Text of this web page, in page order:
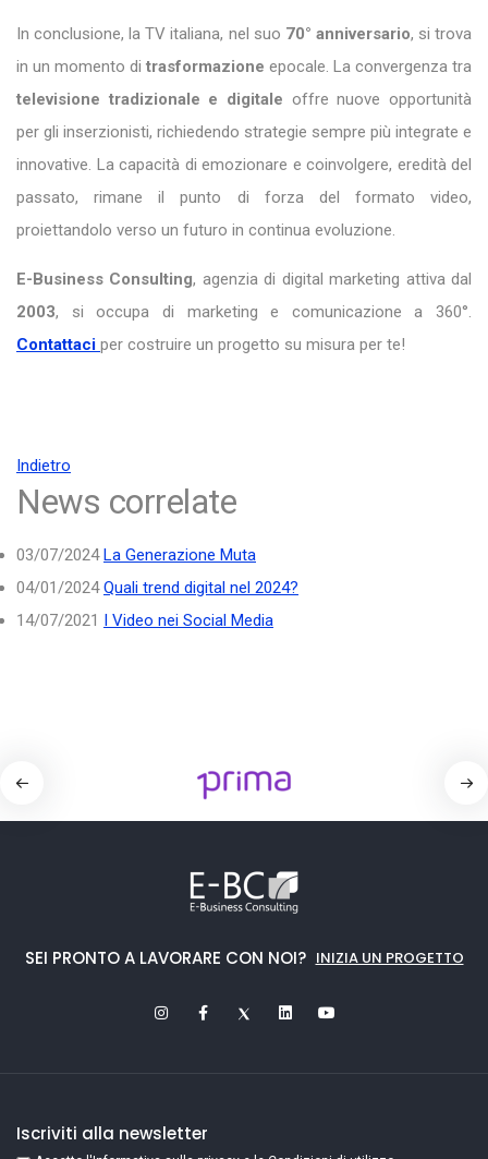
In conclusione, la TV italiana, nel suo 70° anniversario, si trova
in un momento di trasformazione epocale. La convergenza tra
televisione tradizionale e digitale offre nuove opportunità
per gli inserzionisti, richiedendo strategie sempre più integrate e
innovative. La capacità di emozionare e coinvolgere, eredità del
passato, rimane il punto di forza del formato video,
proiettandolo verso un futuro in continua evoluzione.
E-Business Consulting, agenzia di digital marketing attiva dal
2003, si occupa di marketing e comunicazione a 360°.
Contattaci per costruire un progetto su misura per te!
Indietro
News correlate
03/07/2024 La Generazione Muta
04/01/2024 Quali trend digital nel 2024?
14/07/2021 I Video nei Social Media
SEI PRONTO A LAVORARE CON NOI? INIZIA UN PROGETTO
Iscriviti alla newsletter